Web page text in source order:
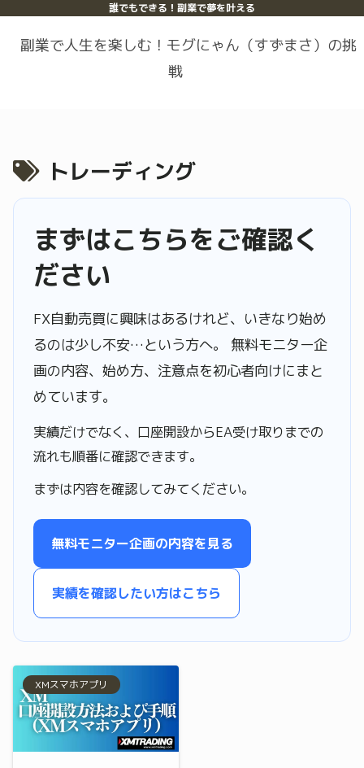
誰でもできる！副業で夢を叶える
副業で人生を楽しむ！モグにゃん（すずまさ）の挑
戦
トレーディング
まずはこちらをご確認く
ださい
FX自動売買に興味はあるけれど、いきなり始め
るのは少し不安…という方へ。 無料モニター企
画の内容、始め方、注意点を初心者向けにまと
めています。
実績だけでなく、口座開設からEA受け取りまでの
流れも順番に確認できます。
まずは内容を確認してみてください。
無料モニター企画の内容を見る
実績を確認したい方はこちら
XMスマホアプリ